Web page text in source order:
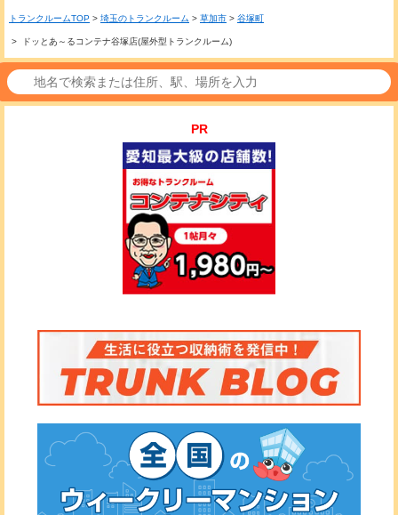
トランクルームTOP > 埼玉のトランクルーム > 草加市 > 谷塚町
> ドッとあ～るコンテナ谷塚店(屋外型トランクルーム)
PR